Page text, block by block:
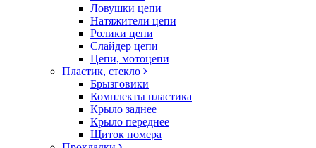
Ловушки цепи
Натяжители цепи
Ролики цепи
Слайдер цепи
Цепи, мотоцепи
Пластик, стекло
Брызговики
Комплекты пластика
Крыло заднее
Крыло переднее
Щиток номера